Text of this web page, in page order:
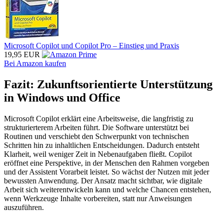
Microsoft Copilot und Copilot Pro – Einstieg und Praxis
19,95 EUR
Bei Amazon kaufen
Fazit: Zukunftsorientierte Unterstützung
in Windows und Office
Microsoft Copilot erklärt eine Arbeitsweise, die langfristig zu
strukturierterem Arbeiten führt. Die Software unterstützt bei
Routinen und verschiebt den Schwerpunkt von technischen
Schritten hin zu inhaltlichen Entscheidungen. Dadurch entsteht
Klarheit, weil weniger Zeit in Nebenaufgaben fließt. Copilot
eröffnet eine Perspektive, in der Menschen den Rahmen vorgeben
und der Assistent Vorarbeit leistet. So wächst der Nutzen mit jeder
bewussten Anwendung. Der Ansatz macht sichtbar, wie digitale
Arbeit sich weiterentwickeln kann und welche Chancen entstehen,
wenn Werkzeuge Inhalte vorbereiten, statt nur Anweisungen
auszuführen.